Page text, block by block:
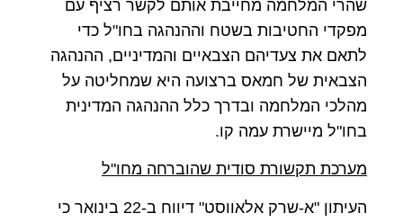
שהרי המלחמה מחייבת אותם לקשר רציף עם
מפקדי החטיבות בשטח וההנהגה בחו"ל כדי
לתאם את צעדיהם הצבאיים והמדיניים, ההנהגה
הצבאית של חמאס ברצועה היא שמחליטה על
מהלכי המלחמה ובדרך כלל ההנהגה המדינית
בחו"ל מיישרת עמה קו.
מערכת תקשורת סודית שהוברחה מחו"ל
העיתון "א-שרק אלאווסט" דיווח ב-22 בינואר כי